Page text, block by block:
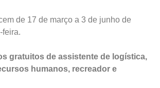
de 17 de março a 3 de junho de
feira.
gratuitos de assistente de logística,
humanos, recreador e